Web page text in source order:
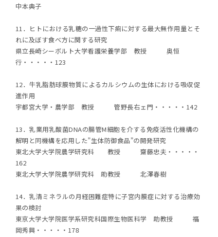
中本典子
11．ヒトにおける乳糖の一過性下痢に対する最大無作用量とそ
れに及ぼす食べ方に関する研究
県立長崎シーボルト大学看護栄養学部 教授 奥恒
行・・・・・123
12．牛乳脂肪球膜物質によるカルシウムの生体における吸収促
進作用
宇都宮大学・農学部 教授 管野長右ェ門・・・・・142
13．乳業用乳酸菌DNAの腸管M細胞を介する免疫活性化機構の
解明と同機構を応用した”生体防御食品”の開発研究
東北大学大学院農学研究科 教授 齋藤忠夫・・・・・
162
東北大学大学院農学研究科 助教授 北澤春樹
14．乳清ミネラルの月経困難症特に子宮内膜症に対する治療効
果の検討
東京大学大学院医学系研究科国際生物医科学 助教授 福
岡秀興・・・・・178